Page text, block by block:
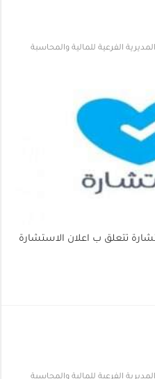
المديرية الفرعية للمالية والمحاسبة
تتعلق ب اعلان الاستشارة